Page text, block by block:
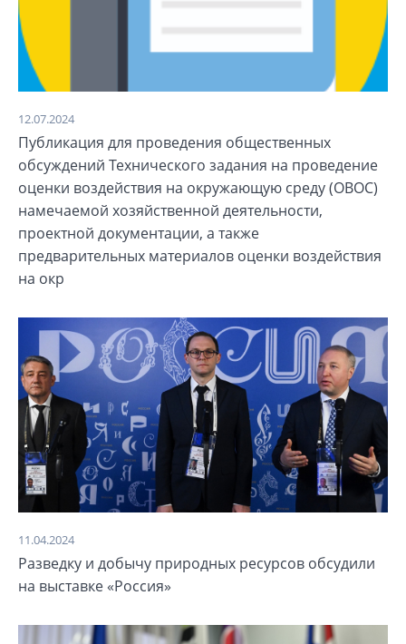
12.07.2024
Публикация для проведения общественных
обсуждений Технического задания на проведение
оценки воздействия на окружающую среду (ОВОС)
намечаемой хозяйственной деятельности,
проектной документации, а также
предварительных материалов оценки воздействия
на окр
11.04.2024
Разведку и добычу природных ресурсов обсудили
на выставке «Россия»